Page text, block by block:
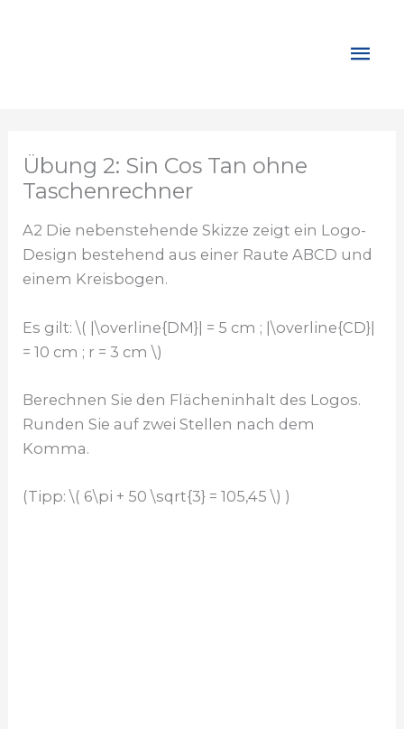
Übung 2: Sin Cos Tan ohne
Taschenrechner
A2 Die nebenstehende Skizze zeigt ein Logo-
Design bestehend aus einer Raute ABCD und
einem Kreisbogen.
Es gilt: \( |\overline{DM}| = 5 cm ; |\overline{CD}|
= 10 cm ; r = 3 cm \)
Berechnen Sie den Flächeninhalt des Logos.
Runden Sie auf zwei Stellen nach dem
Komma.
(Tipp: \( 6\pi + 50 \sqrt{3} = 105,45 \) )